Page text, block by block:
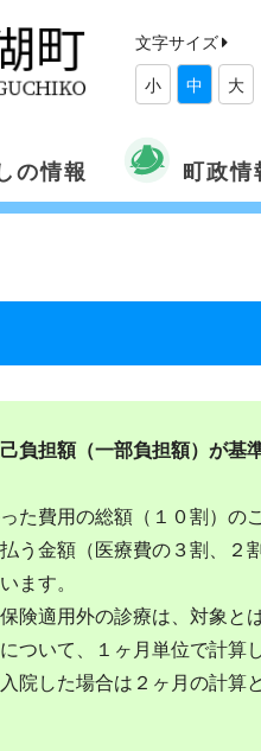
文字サイズ
小 中 大
の情報 町政情
負担額（一部負担額）が基
た費用の総額（１０割）の
払う金額（医療費の３割
ます。
険適用外の診療は、対象と
ついて、１ヶ月単位で計算
院した場合は２ヶ月の計算